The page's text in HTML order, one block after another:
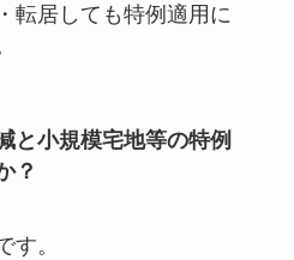
転居しても特例適用に
と小規模宅地等の特例
？
す。